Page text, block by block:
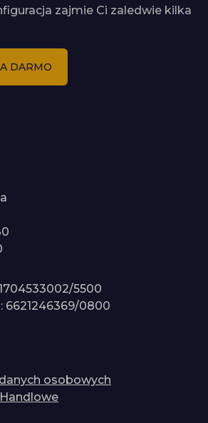
zajmie Ci zaledwie kilka
DARMO
5500
6621246369/0800
osobowych